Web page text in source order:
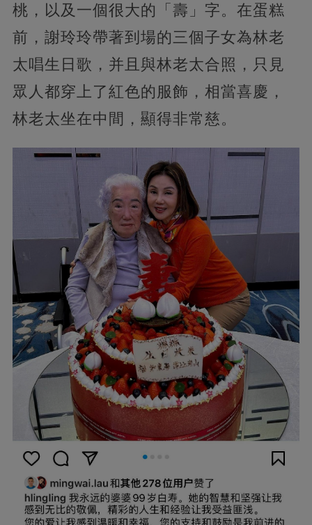
桃，以及一個很大的「壽」字。在蛋糕
前，謝玲玲帶著到場的三個子女為林老
太唱生日歌，并且與林老太合照，只見
眾人都穿上了紅色的服飾，相當喜慶，
林老太坐在中間，顯得非常慈。